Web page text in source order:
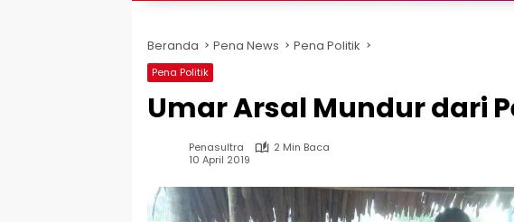
Beranda Pena News Pena Politik
Pena Politik
Umar Arsal Mundur dari
Penasultra
2 Min Baca
10 April 2019